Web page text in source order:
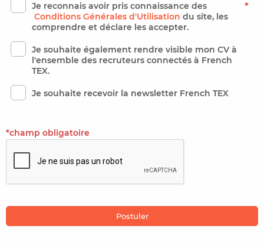
Je reconnais avoir pris connaissance des
Conditions Générales d'Utilisation du site, les
comprendre et déclare les accepter.
*
Je souhaite également rendre visible mon CV à
l'ensemble des recruteurs connectés à French
TEX.
Je souhaite recevoir la newsletter French TEX
*champ obligatoire